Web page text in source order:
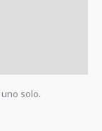
solo.